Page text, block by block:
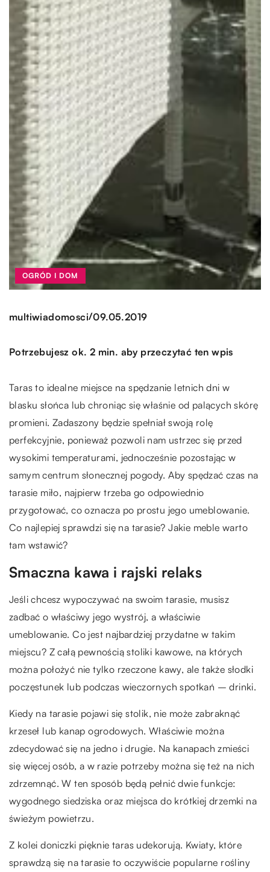
OGRÓD I DOM
multiwiadomosci/09.05.2019
Potrzebujesz ok. 2 min. aby przeczytać ten wpis
Taras to idealne miejsce na spędzanie letnich dni w
blasku słońca lub chroniąc się właśnie od palących skórę
promieni. Zadaszony będzie spełniał swoją rolę
perfekcyjnie, ponieważ pozwoli nam ustrzec się przed
wysokimi temperaturami, jednocześnie pozostając w
samym centrum słonecznej pogody. Aby spędzać czas na
tarasie miło, najpierw trzeba go odpowiednio
przygotować, co oznacza po prostu jego umeblowanie.
Co najlepiej sprawdzi się na tarasie? Jakie meble warto
tam wstawić?
Smaczna kawa i rajski relaks
Jeśli chcesz wypoczywać na swoim tarasie, musisz
zadbać o właściwy jego wystrój, a właściwie
umeblowanie. Co jest najbardziej przydatne w takim
miejscu? Z całą pewnością stoliki kawowe, na których
można położyć nie tylko rzeczone kawy, ale także słodki
poczęstunek lub podczas wieczornych spotkań – drinki.
Kiedy na tarasie pojawi się stolik, nie może zabraknąć
krzeseł lub kanap ogrodowych. Właściwie można
zdecydować się na jedno i drugie. Na kanapach zmieści
się więcej osób, a w razie potrzeby można się też na nich
zdrzemnąć. W ten sposób będą pełnić dwie funkcje:
wygodnego siedziska oraz miejsca do krótkiej drzemki na
świeżym powietrzu.
Z kolei doniczki pięknie taras udekorują. Kwiaty, które
sprawdzą się na tarasie to oczywiście popularne rośliny